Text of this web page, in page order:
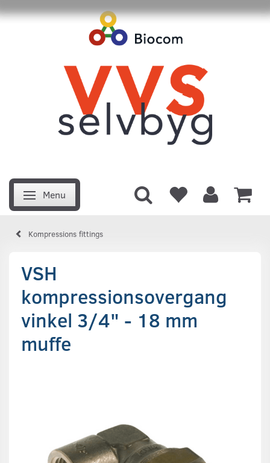
Skifte navigation
Menu
Kompressions fittings
VSH
kompressionsovergang
vinkel 3/4" - 18 mm
muffe